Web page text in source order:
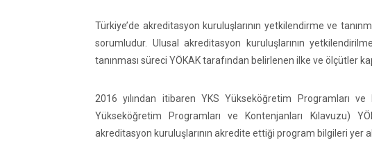
Türkiye’de akreditasyon kuruluşlarının yetkilendirme ve
sorumludur. Ulusal akreditasyon kuruluşlarının
tanınması süreci YÖKAK tarafından belirlenen ilke ve ölçütler
2016 yılından itibaren YKS Yükseköğretim Programları ve
Yükseköğretim Programları ve Kontenjanları Kılavuzu)
akreditasyon kuruluşlarının akredite ettiği program bilgileri yer